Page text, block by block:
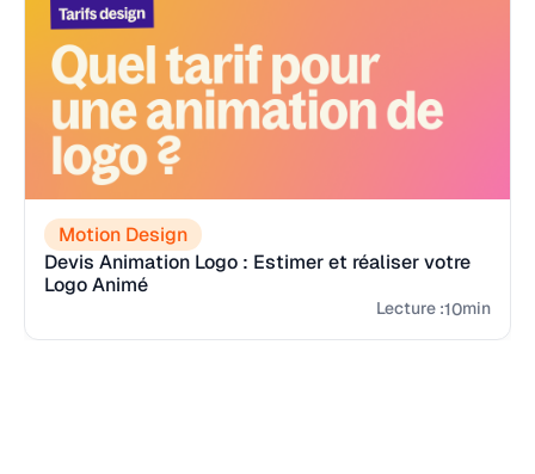
Motion Design
Devis Animation Logo : Estimer et réaliser votre
Logo Animé
Lecture :10min